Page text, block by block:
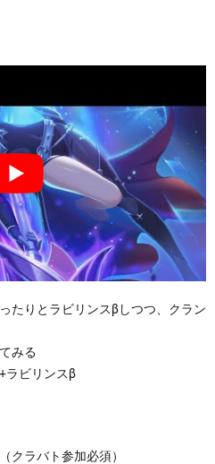
たりとラビリンスβしつつ、クラン
みる
ラビリンスβ
クラバト参加必須）